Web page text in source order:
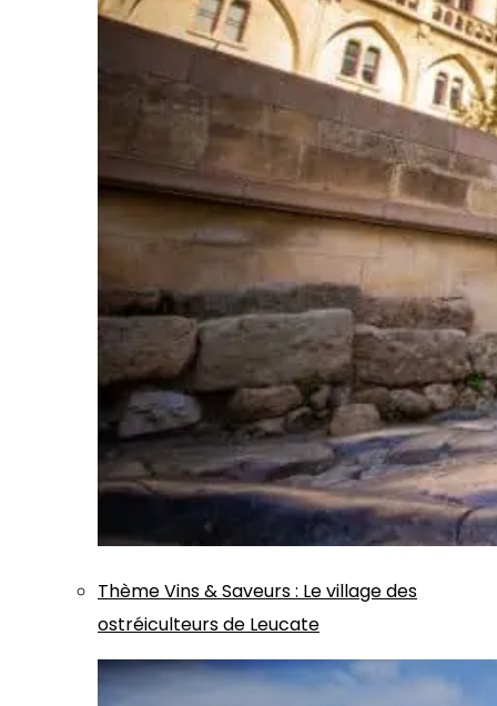
ThèmeVins & Saveurs: Le village des
ostréiculteurs de Leucate